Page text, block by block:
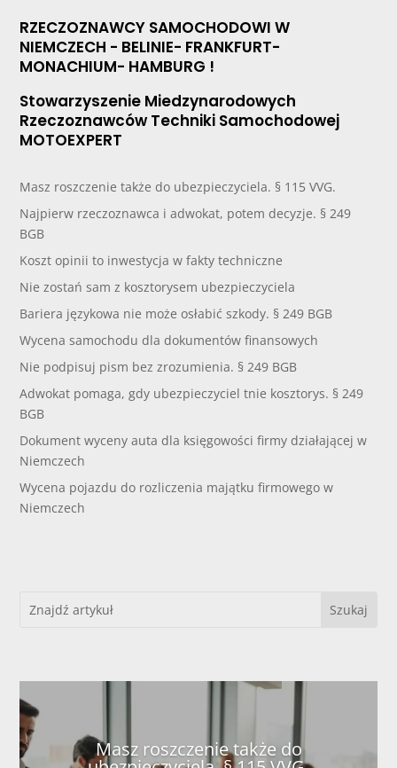
RZECZOZNAWCY SAMOCHODOWI W
NIEMCZECH - BELINIE- FRANKFURT-
MONACHIUM- HAMBURG !
Stowarzyszenie Miedzynarodowych
Rzeczoznawców Techniki Samochodowej
MOTOEXPERT
Masz roszczenie także do ubezpieczyciela. § 115 VVG.
Najpierw rzeczoznawca i adwokat, potem decyzje. § 249
BGB
Koszt opinii to inwestycja w fakty techniczne
Nie zostań sam z kosztorysem ubezpieczyciela
Bariera językowa nie może osłabić szkody. § 249 BGB
Wycena samochodu dla dokumentów finansowych
Nie podpisuj pism bez zrozumienia. § 249 BGB
Adwokat pomaga, gdy ubezpieczyciel tnie kosztorys. § 249
BGB
Dokument wyceny auta dla księgowości firmy działającej w
Niemczech
Wycena pojazdu do rozliczenia majątku firmowego w
Niemczech
Masz roszczenie także do